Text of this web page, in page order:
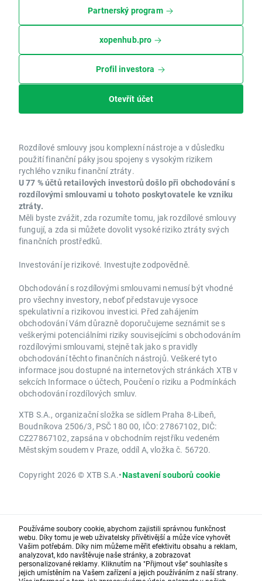
Partnerský program
xopenhub.pro
Profil investora
Otevřít účet
Rozdílové smlouvy jsou komplexní nástroje a v důsledku
použití finanční páky jsou spojeny s vysokým rizikem
rychlého vzniku finanční ztráty.
U 77 % účtů retailových investorů došlo při obchodování s
rozdílovými smlouvami u tohoto poskytovatele ke vzniku
ztráty.
Měli byste zvážit, zda rozumíte tomu, jak rozdílové smlouvy
fungují, a zda si můžete dovolit vysoké riziko ztráty svých
finančních prostředků.
Investování je rizikové. Investujte zodpovědně.
Obchodování s rozdílovými smlouvami nemusí být vhodné
pro všechny investory, neboť představuje vysoce
spekulativní a rizikovou investici. Před zahájením
obchodování Vám důrazně doporučujeme seznámit se s
veškerými potenciálními riziky souvisejícími s obchodováním
rozdílovými smlouvami, stejně tak jako s pravidly
obchodování těchto finančních nástrojů. Veškeré tyto
informace jsou dostupné na internetových stránkách XTB v
sekcích Informace o účtech, Poučení o riziku a Podmínkách
obchodování rozdílových smluv.
XTB S.A., organizační složka se sídlem Praha 8-Libeň,
Boudníkova 2506/3, PSČ 180 00, IČO: 27867102, DIČ:
CZ27867102, zapsána v obchodním rejstříku vedeném
Městským soudem v Praze, oddíl A, vložka č. 56720.
Copyright 2026 © XTB S.A.•Nastavení souborů cookie
Používáme soubory cookie, abychom zajistili správnou funkčnost
webu. Díky tomu je web uživatelsky přívětivější a může více vyhovět
Vašim potřebám. Díky nim můžeme měřit efektivitu obsahu a reklam,
analyzovat, kdo navštěvuje naše stránky, a zobrazovat
personalizované reklamy. Kliknutím na "Přijmout vše“ souhlasíte s
jejich umístěním na Vašem zařízení a jejich používáním z naší strany.